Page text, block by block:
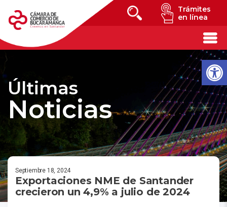
Trámites
en línea
Últimas
Noticias
Septiembre 18, 2024
Exportaciones NME de Santander
crecieron un 4,9% a julio de 2024